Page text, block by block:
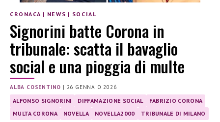
CRONACA | NEWS | SOCIAL
Signorini batte Corona in
tribunale: scatta il bavaglio
social e una pioggia di multe
ALBA COSENTINO | 26 GENNAIO 2026
ALFONSO SIGNORINI DIFFAMAZIONE SOCIAL
FABRIZIO CORONA
MULTA CORONA
NOVELLA NOVELLA2000 TRIBUNALE DI MILANO